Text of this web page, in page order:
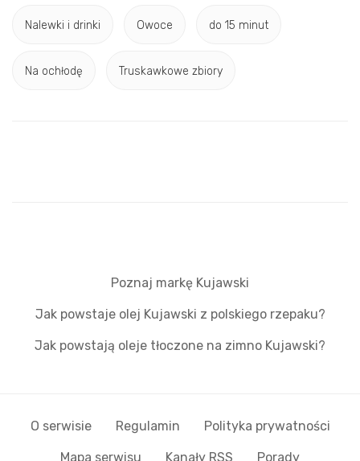
Nalewki i drinki Owoce do 15 minut
Na ochłodę Truskawkowe zbiory
Poznaj markę Kujawski
Jak powstaje olej Kujawski z polskiego rzepaku?
Jak powstają oleje tłoczone na zimno Kujawski?
O serwisie Regulamin Polityka prywatności
Mapa serwisu Kanały RSS Porady